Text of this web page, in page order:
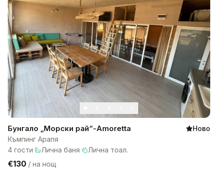
Бунгало „Морски рай“-Amoretta
Ново
Къмпинг Арапя
4 гости· Лична баня· Лична тоал.
€130 / на нощ